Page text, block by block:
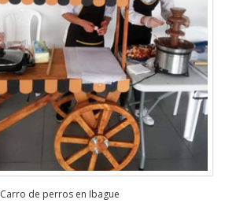
Carro de perros en Ibague